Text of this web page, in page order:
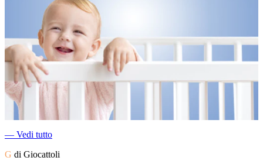
― Vedi tutto
G di Giocattoli